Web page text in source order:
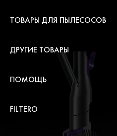
ТОВАРЫ ДЛЯ ПЫЛЕСОСОВ
ДРУГИЕ ТОВАРЫ
ПОМОЩЬ
FILTERO